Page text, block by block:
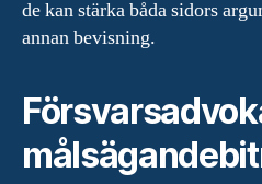
de kan stärka båda sidors
annan bevisning.